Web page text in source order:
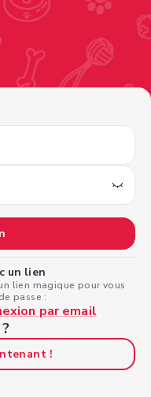
un lien
lien magique pour vous
passe :
par email
!
4e4b-